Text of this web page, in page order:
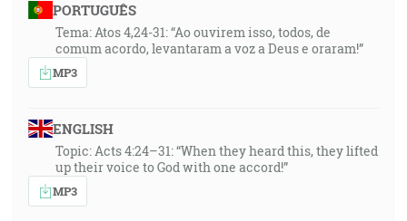
PORTUGUÊS
Tema: Atos 4,24-31: “Ao ouvirem isso, todos, de
comum acordo, levantaram a voz a Deus e oraram!”
MP3
ENGLISH
Topic: Acts 4:24–31: “When they heard this, they lifted
up their voice to God with one accord!”
MP3